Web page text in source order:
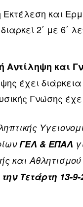
και
2΄ με 6΄
Αντίληψη και
έχει
Γνώσης
ΓΕΛ & ΕΠΑΛ
και
Τετάρτη 13-